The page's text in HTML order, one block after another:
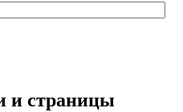
и страницы